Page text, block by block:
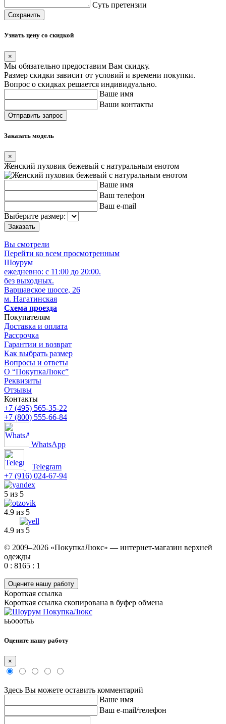
Суть претензии
Сохранить
Узнать цену со скидкой
×
Мы обязательно предоставим Вам скидку.
Размер скидки зависит от условий и времени покупки.
Вопрос о скидках решается индивидуально.
Ваше имя
Ваши контакты
Заказать модель
×
Женский пуховик бежевый с натуральным енотом
Ваше имя
Ваш телефон
Ваш e-mail
Выберите размер:
Вы смотрели
Перейти ко всем просмотренным
Шоурум
ежедневно: с 11:00 до 20:00.
без выходных.
Варшавское шоссе, 26
м. Нагатинская
Схема проезда
Покупателям
Доставка и оплата
Рассрочка
Гарантии и возврат
Как выбрать размер
Вопросы и ответы
О “ПокупкаЛюкс”
Реквизиты
Отзывы
Контакты
+7 (495) 565-35-22
+7 (800) 555-66-84
WhatsApp
Telegram
+7 (916) 024-67-94
5 из 5
4.9 из 5
4.9 из 5
© 2009–2026 «ПокупкаЛюкс» — интернет-магазин верхней
одежды
0 : 8165 : 1
Оцените нашу работу
Короткая ссылка
Короткая ссылка скопирована в буфер обмена
ььооотьь
Оцените нашу работу
×
Здесь Вы можете оставить комментарий
Ваше имя
Ваш e-mail/телефон